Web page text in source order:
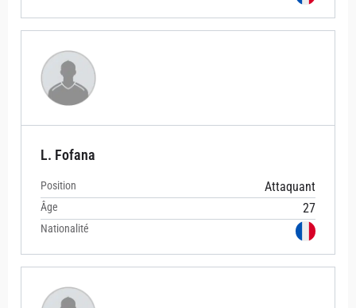
L. Fofana
Position Attaquant
Âge 27
Nationalité